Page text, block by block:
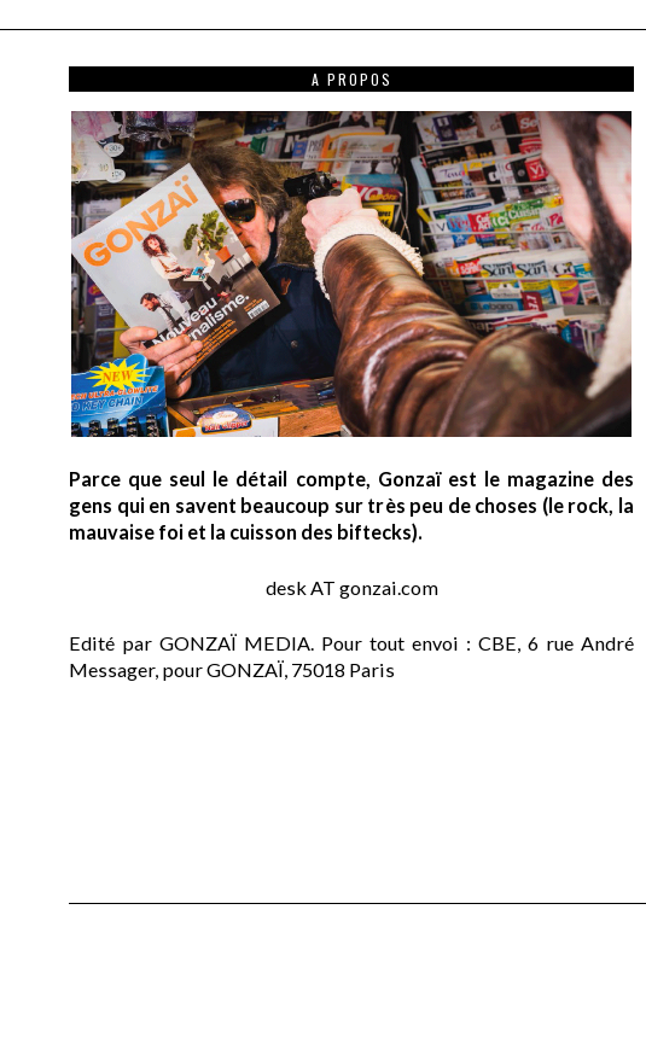
A PROPOS
Parce que seul le détail compte, Gonzaï est le magazine des
gens qui en savent beaucoup sur très peu de choses (le rock, la
mauvaise foi et la cuisson des biftecks).
desk AT gonzai.com
Edité par GONZAÏ MEDIA. Pour tout envoi : CBE, 6 rue André
Messager, pour GONZAÏ, 75018 Paris